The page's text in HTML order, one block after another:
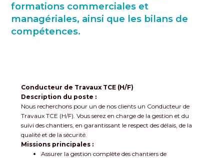
formations commerciales et
managériales, ainsi que les bilans de
compétences.
Conducteur de Travaux TCE (H/F)
Description du poste :
Nous recherchons pour un de nos clients un Conducteur de
Travaux TCE (H/F). Vous serez en charge de la gestion et du
suivi des chantiers, en garantissant le respect des délais, de la
qualité et de la sécurité.
Missions principales :
Assurer la gestion complète des chantiers de